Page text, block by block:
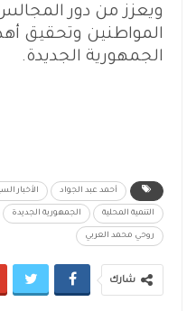
ويعزز من دور
المواطنين وتحقيق
الجمهورية الجديدة.
أحمد عبد الجواد الأخبار
التنمية المحلية الجمهورية الجديدة
روحي محمد العربي
شارك